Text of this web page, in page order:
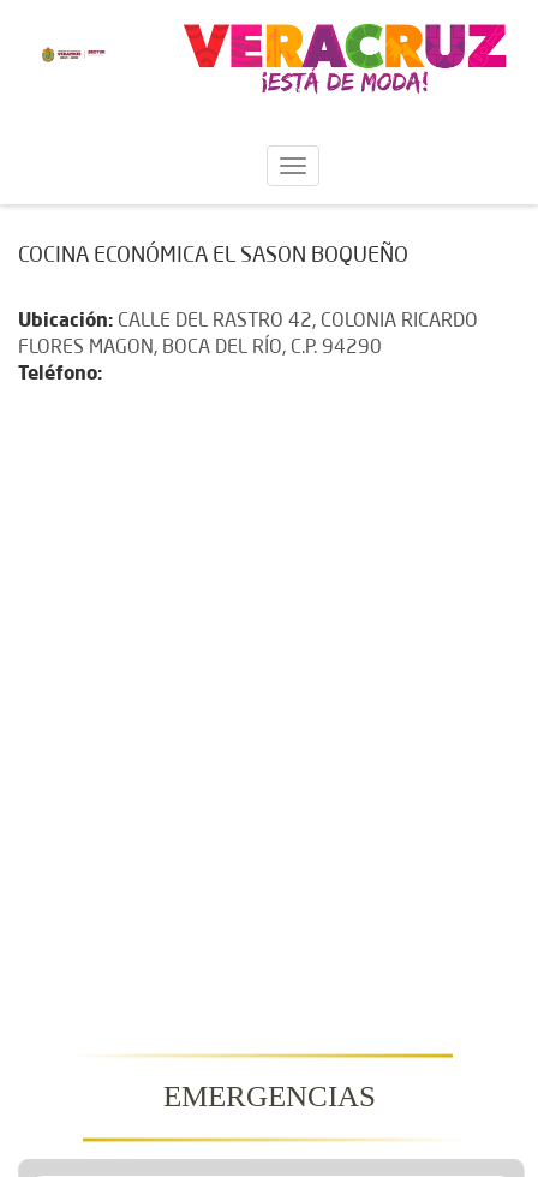
COCINA ECONÓMICA EL SASON BOQUEÑO
Ubicación: CALLE DEL RASTRO 42, COLONIA RICARDO
FLORES MAGON, BOCA DEL RÍO, C.P. 94290
Teléfono:
EMERGENCIAS